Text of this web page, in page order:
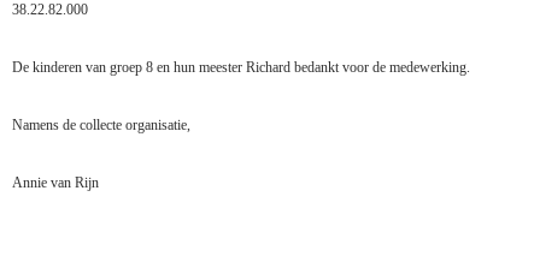
38.22.82.000
De kinderen van groep 8 en hun meester Richard bedankt voor de medewerking.
Namens de collecte organisatie,
Annie van Rijn